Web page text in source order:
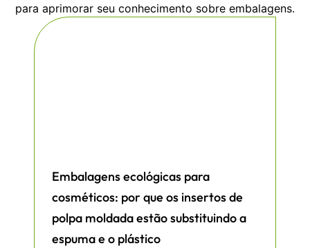
para aprimorar seu conhecimento sobre embalagens.
Embalagens ecológicas para
cosméticos: por que os insertos de
polpa moldada estão substituindo a
espuma e o plástico